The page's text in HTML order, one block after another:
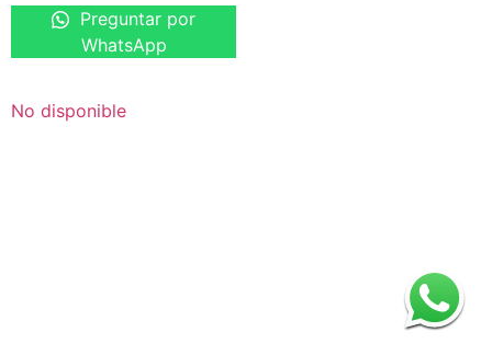
Preguntar por
WhatsApp
No disponible